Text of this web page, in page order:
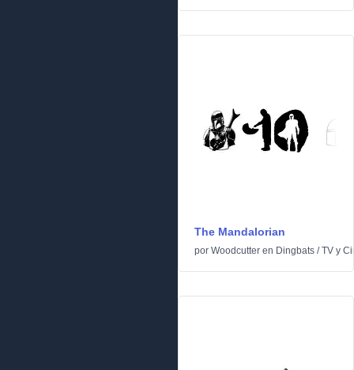
The Mandalorian
por Woodcutter en Dingbats /TV y